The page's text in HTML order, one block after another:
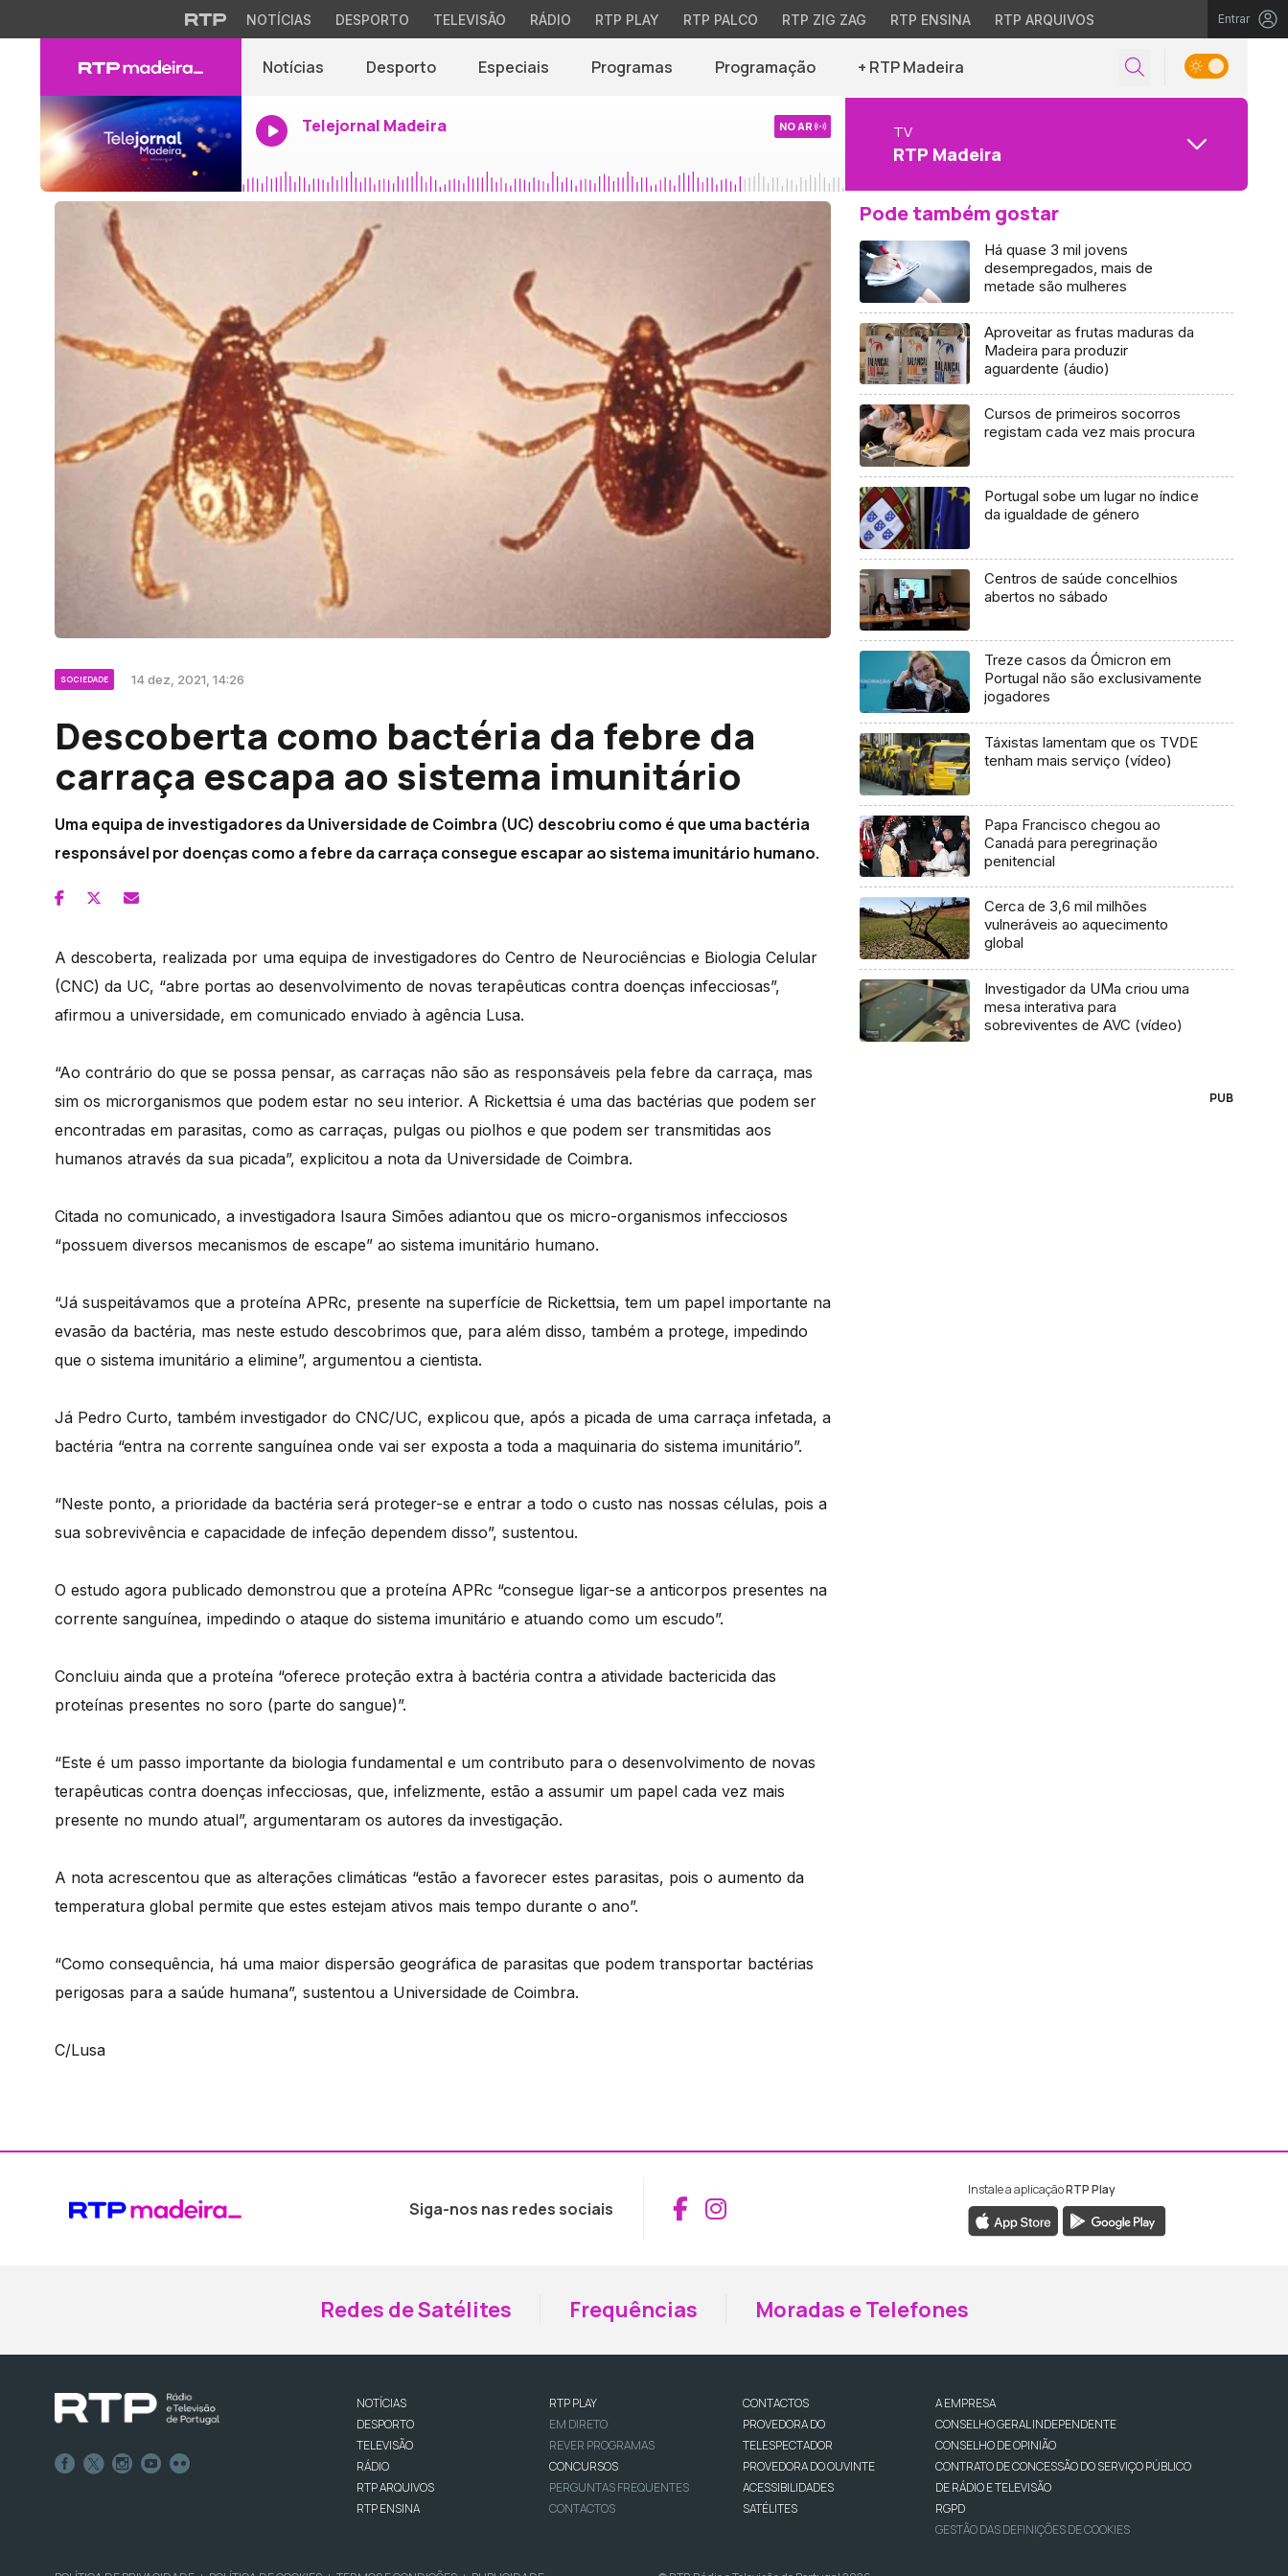
NOTÍCIAS DESPORTO TELEVISÃO RÁDIO RTP PLAY RTP PALCO RTP ZIG ZAG RTP ENSINA RTP ARQUIVOS Entrar
Notícias Desporto Especiais Programas Programação + RTP Madeira
Telejornal Madeira NO AR TV
RTP Madeira
SOCIEDADE 14 dez, 2021, 14:26
Descoberta como bactéria da febre da
carraça escapa ao sistema imunitário
Uma equipa de investigadores da Universidade de Coimbra (UC) descobriu como é que uma bactéria
responsável por doenças como a febre da carraça consegue escapar ao sistema imunitário humano.
A descoberta, realizada por uma equipa de investigadores do Centro de Neurociências e Biologia Celular
(CNC) da UC, “abre portas ao desenvolvimento de novas terapêuticas contra doenças infecciosas”,
afirmou a universidade, em comunicado enviado à agência Lusa.
“Ao contrário do que se possa pensar, as carraças não são as responsáveis pela febre da carraça, mas
sim os microrganismos que podem estar no seu interior. A Rickettsia é uma das bactérias que podem ser
encontradas em parasitas, como as carraças, pulgas ou piolhos e que podem ser transmitidas aos
humanos através da sua picada”, explicitou a nota da Universidade de Coimbra.
Citada no comunicado, a investigadora Isaura Simões adiantou que os micro-organismos infecciosos
“possuem diversos mecanismos de escape” ao sistema imunitário humano.
“Já suspeitávamos que a proteína APRc, presente na superfície de Rickettsia, tem um papel importante na
evasão da bactéria, mas neste estudo descobrimos que, para além disso, também a protege, impedindo
que o sistema imunitário a elimine”, argumentou a cientista.
Já Pedro Curto, também investigador do CNC/UC, explicou que, após a picada de uma carraça infetada, a
bactéria “entra na corrente sanguínea onde vai ser exposta a toda a maquinaria do sistema imunitário”.
“Neste ponto, a prioridade da bactéria será proteger-se e entrar a todo o custo nas nossas células, pois a
sua sobrevivência e capacidade de infeção dependem disso”, sustentou.
O estudo agora publicado demonstrou que a proteína APRc “consegue ligar-se a anticorpos presentes na
corrente sanguínea, impedindo o ataque do sistema imunitário e atuando como um escudo”.
Concluiu ainda que a proteína “oferece proteção extra à bactéria contra a atividade bactericida das
proteínas presentes no soro (parte do sangue)”.
“Este é um passo importante da biologia fundamental e um contributo para o desenvolvimento de novas
terapêuticas contra doenças infecciosas, que, infelizmente, estão a assumir um papel cada vez mais
presente no mundo atual”, argumentaram os autores da investigação.
A nota acrescentou que as alterações climáticas “estão a favorecer estes parasitas, pois o aumento da
temperatura global permite que estes estejam ativos mais tempo durante o ano”.
“Como consequência, há uma maior dispersão geográfica de parasitas que podem transportar bactérias
perigosas para a saúde humana”, sustentou a Universidade de Coimbra.
C/Lusa
Pode também gostar
Há quase 3 mil jovens
desempregados, mais de
metade são mulheres
Aproveitar as frutas maduras da
Madeira para produzir
aguardente (áudio)
Cursos de primeiros socorros
registam cada vez mais procura
Portugal sobe um lugar no índice
da igualdade de género
Centros de saúde concelhios
abertos no sábado
Treze casos da Ómicron em
Portugal não são exclusivamente
jogadores
Táxistas lamentam que os TVDE
tenham mais serviço (vídeo)
Papa Francisco chegou ao
Canadá para peregrinação
penitencial
Cerca de 3,6 mil milhões
vulneráveis ao aquecimento
global
Investigador da UMa criou uma
mesa interativa para
sobreviventes de AVC (vídeo)
PUB
Siga-nos nas redes sociais Aceder ao Facebook da RTP Madeira
Aceder ao Instagram da RTP Madeira
Instale a aplicaçãoRTP Play
Redes de Satélites Frequências Moradas e Telefones
NOTÍCIAS
DESPORTO
TELEVISÃO
RÁDIO
RTP ARQUIVOS
RTP ENSINA
RTP PLAY
EM DIRETO
REVER PROGRAMAS
CONCURSOS
PERGUNTAS FREQUENTES
CONTACTOS
CONTACTOS
PROVEDORA DO
TELESPECTADOR
PROVEDORA DO OUVINTE
ACESSIBILIDADES
SATÉLITES
A EMPRESA
CONSELHO GERAL INDEPENDENTE
CONSELHO DE OPINIÃO
CONTRATO DE CONCESSÃO DO SERVIÇO PÚBLICO
DE RÁDIO E TELEVISÃO
RGPD
GESTÃO DAS DEFINIÇÕES DE COOKIES